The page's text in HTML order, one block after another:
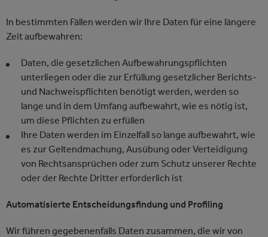
In bestimmten Fällen werden wir Ihre Daten für eine längere
Zeit aufbewahren:
Daten, die gesetzlichen Aufbewahrungspflichten
unterliegen oder die zur Erfüllung gesetzlicher Berichts-
und Nachweispflichten benötigt werden, werden so
lange und in dem Umfang aufbewahrt, wie es nötig ist,
um diese Pflichten zu erfüllen
Ihre Daten werden im Einzelfall so lange aufbewahrt, wie
es zur Geltendmachung, Ausübung oder Verteidigung
von Rechtsansprüchen oder zum Schutz unserer Rechte
oder der Rechte Dritter erforderlich ist
Automatisierte Entscheidungsfindung und Profiling
Wir führen gegebenenfalls Daten zusammen, die wir von